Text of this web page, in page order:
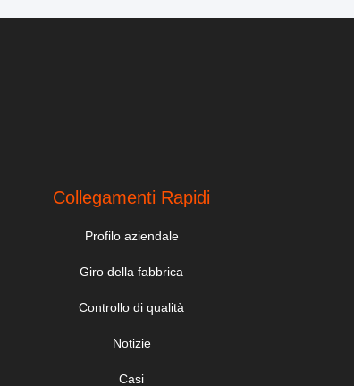
Collegamenti Rapidi
Profilo aziendale
Giro della fabbrica
Controllo di qualità
Notizie
Casi